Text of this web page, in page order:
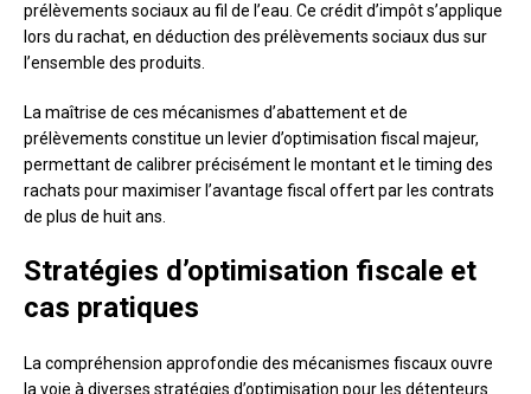
prélèvements sociaux au fil de l’eau. Ce crédit d’impôt s’applique
lors du rachat, en déduction des prélèvements sociaux dus sur
l’ensemble des produits.
La maîtrise de ces mécanismes d’abattement et de
prélèvements constitue un levier d’optimisation fiscal majeur,
permettant de calibrer précisément le montant et le timing des
rachats pour maximiser l’avantage fiscal offert par les contrats
de plus de huit ans.
Stratégies d’optimisation fiscale et
cas pratiques
La compréhension approfondie des mécanismes fiscaux ouvre
la voie à diverses stratégies d’optimisation pour les détenteurs